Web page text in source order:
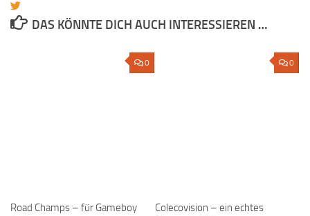
DAS KÖNNTE DICH AUCH INTERESSIEREN …
0
Road Champs – für Gameboy
0
Colecovision – ein echtes